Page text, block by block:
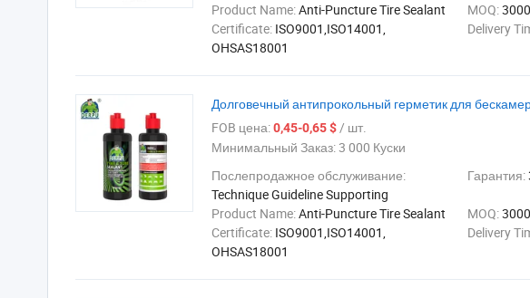
Product Name:Anti-Puncture Tire Sealant MOQ:
Certificate: ISO9001,ISO14001,
OHSAS18001
Delivery
Долговечный антипрокольный герметик для
FOB цена:0,45-0,65 $/ шт.
Минимальный Заказ:3 000 Куски
Послепродажное обслуживание:
Technique Guideline Supporting
Гарантия:
Product Name:Anti-Puncture Tire Sealant MOQ:
Certificate: ISO9001,ISO14001,
OHSAS18001
Delivery